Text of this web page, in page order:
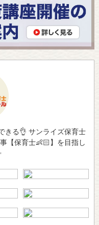
きる👌 サンライズ保育士
【保育士👶🏻】を目指し